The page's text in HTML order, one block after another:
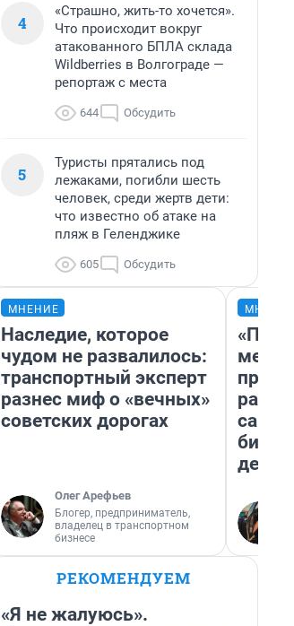
4
«Страшно, жить-то хочется».
Что происходит вокруг
атакованного БПЛА склада
Wildberries в Волгограде —
репортаж с места
644 Обсудить
5
Туристы прятались под
лежаками, погибли шесть
человек, среди жертв дети:
что известно об атаке на
пляж в Геленджике
605 Обсудить
МНЕНИЕ
Наследие, которое
чудом не развалилось:
транспортный эксперт
разнес миф о «вечных»
советских дорогах
Олег Арефьев
Блогер, предприниматель,
владелец в транспортном
бизнесе
РЕКОМЕНДУЕМ
«Я не жалуюсь».